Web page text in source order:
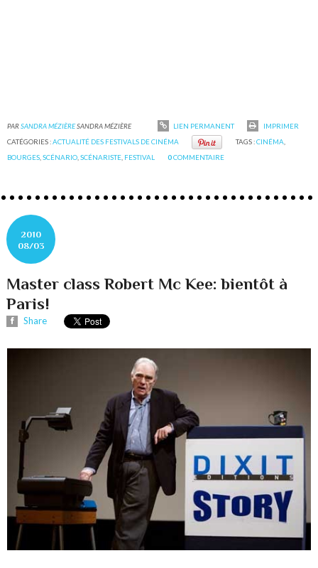
PARSANDRA MÉZIÈRESANDRA MÉZIÈRE LIEN PERMANENT
IMPRIMER
CATÉGORIES :ACTUALITÉ DES FESTIVALS DE CINÉMA TAGS :CINÉMA
BOURGES ,SCÉNARIO ,SCÉNARISTE FESTIVAL 0COMMENTAIRE
2010
08/03
Master class Robert Mc Kee: bientôt à
Paris!
Share